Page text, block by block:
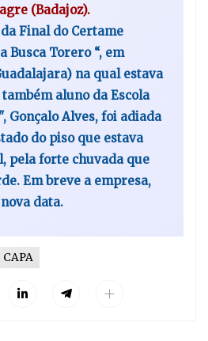
(Badajoz).
Final do Certame
Busca Torero “, em
na qual estava
aluno da Escola
Gonçalo Alves, foi adiada
do piso que estava
pela forte chuvada que
Em breve a empresa,
data.
CAPA